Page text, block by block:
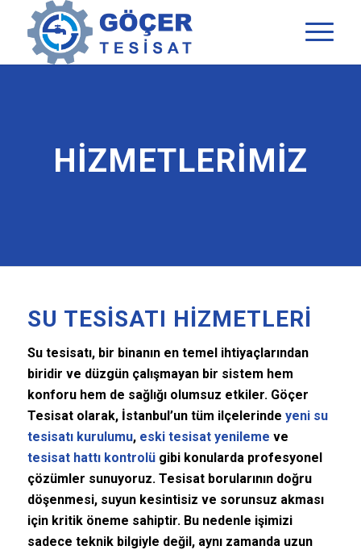
HİZMETLERİMİZ
SU TESISATI HIZMETLERI
Su tesisatı, bir binanın en temel ihtiyaçlarından
biridir ve düzgün çalışmayan bir sistem hem
konforu hem de sağlığı olumsuz etkiler. Göçer
Tesisat olarak, İstanbul’un tüm ilçelerinde yeni su
tesisatı kurulumu, eski tesisat yenileme ve
tesisat hattı kontrolügibi konularda profesyonel
çözümler sunuyoruz. Tesisat borularının doğru
döşenmesi, suyun kesintisiz ve sorunsuz akması
için kritik öneme sahiptir. Bu nedenle işimizi
sadece teknik bilgiyle değil, aynı zamanda uzun